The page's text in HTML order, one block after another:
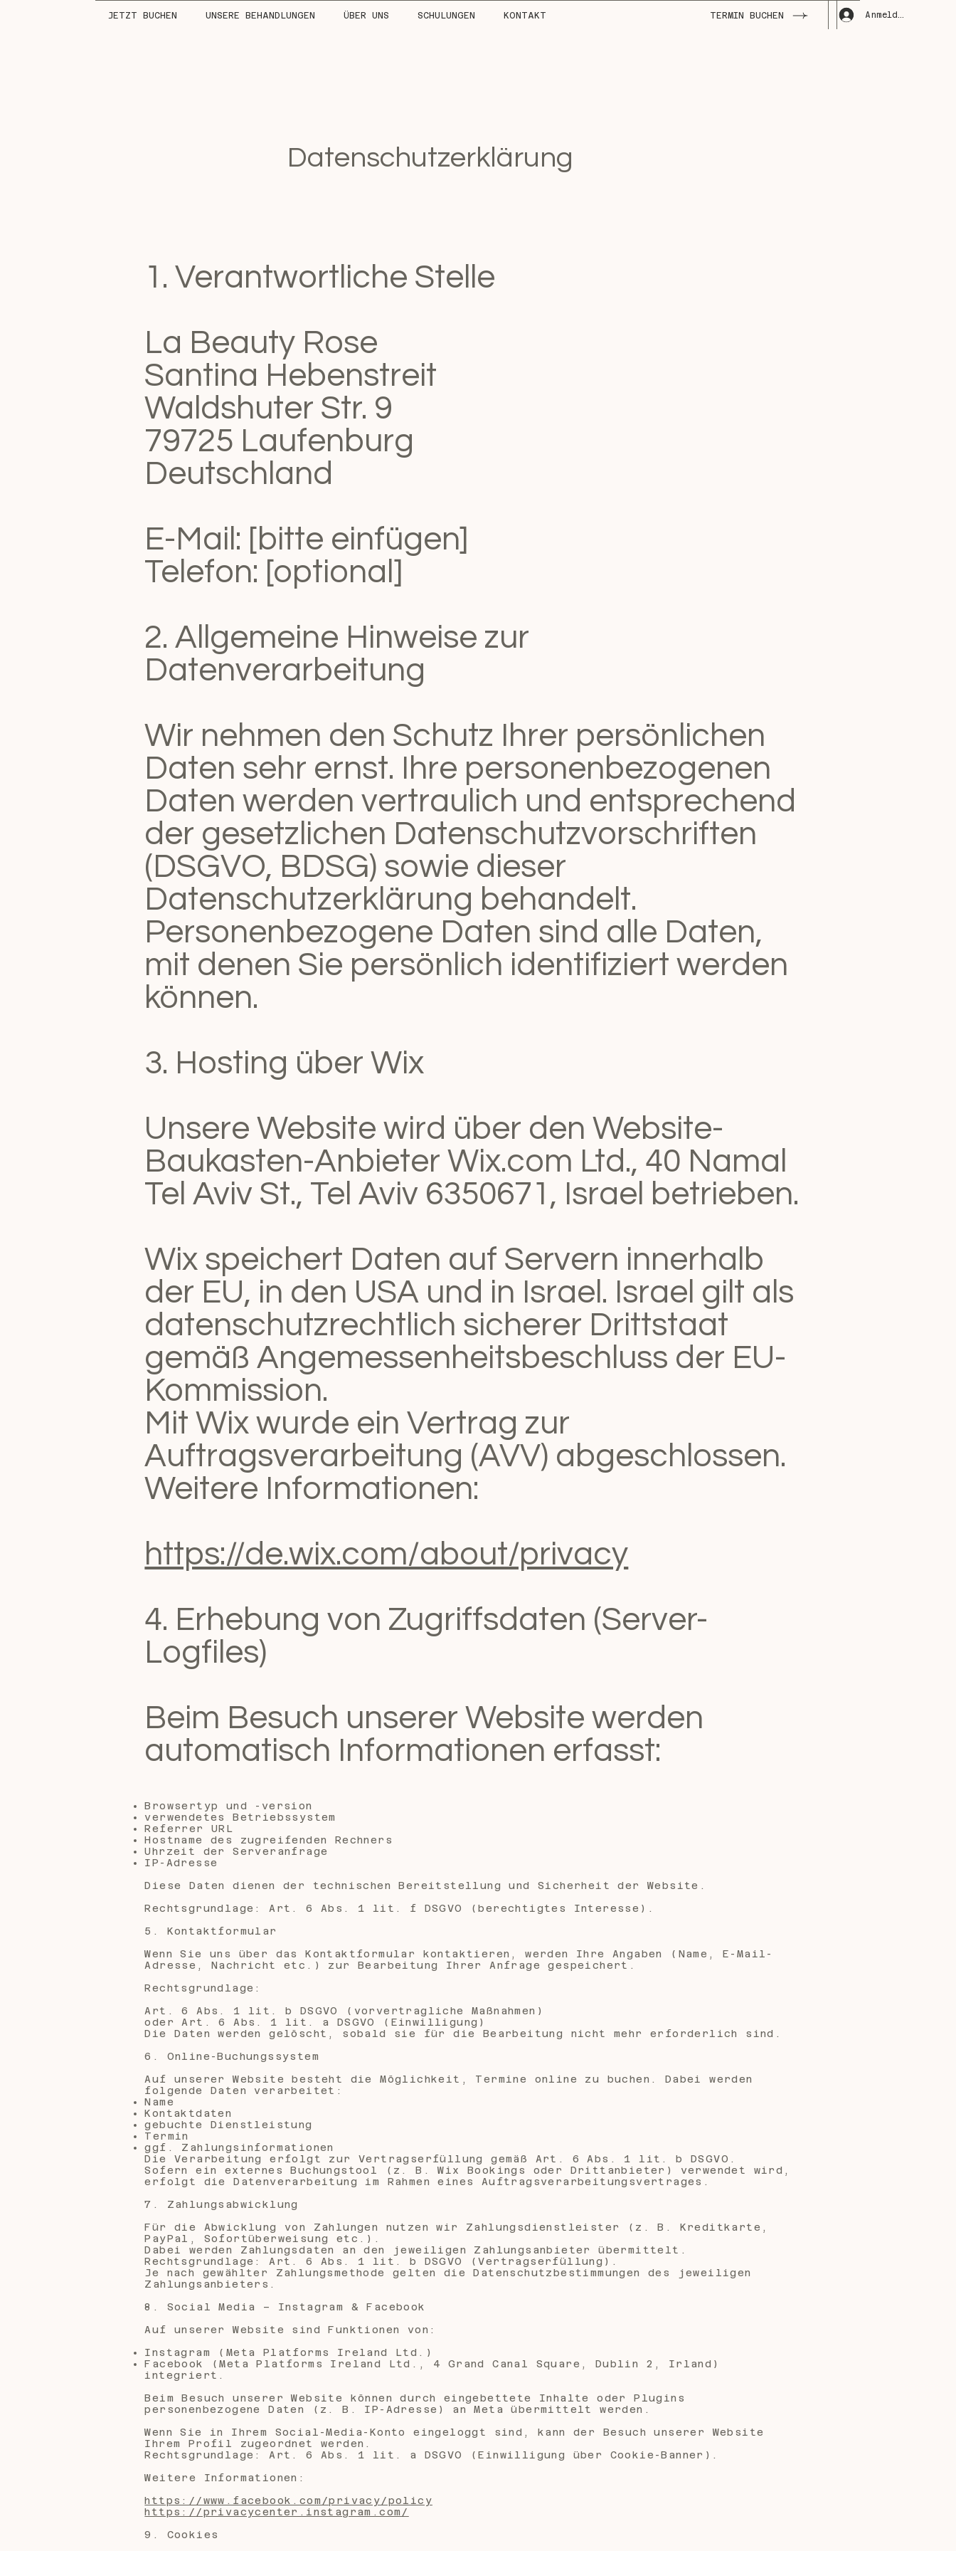
JETZT BUCHEN UNSERE BEHANDLUNGEN ÜBER UNS SCHULUNGEN KONTAKT TERMIN BUCHEN Anmelden
Datenschutzerklärung
1. Verantwortliche Stelle
La Beauty Rose
Santina Hebenstreit
Waldshuter Str. 9
79725 Laufenburg
Deutschland
E-Mail: [bitte einfügen]
Telefon: [optional]
2. Allgemeine Hinweise zur
Datenverarbeitung
Wir nehmen den Schutz Ihrer persönlichen
Daten sehr ernst. Ihre personenbezogenen
Daten werden vertraulich und entsprechend
der gesetzlichen Datenschutzvorschriften
(DSGVO, BDSG) sowie dieser
Datenschutzerklärung behandelt.
Personenbezogene Daten sind alle Daten,
mit denen Sie persönlich identifiziert werden
können.
3. Hosting über Wix
Unsere Website wird über den Website-
Baukasten-Anbieter Wix.com Ltd., 40 Namal
Tel Aviv St., Tel Aviv 6350671, Israel betrieben.
Wix speichert Daten auf Servern innerhalb
der EU, in den USA und in Israel. Israel gilt als
datenschutzrechtlich sicherer Drittstaat
gemäß Angemessenheitsbeschluss der EU-
Kommission.
Mit Wix wurde ein Vertrag zur
Auftragsverarbeitung (AVV) abgeschlossen.
Weitere Informationen:
https://de.wix.com/about/privacy
4. Erhebung von Zugriffsdaten (Server-
Logfiles)
Beim Besuch unserer Website werden
automatisch Informationen erfasst:
Browsertyp und -version
verwendetes Betriebssystem
Referrer URL
Hostname des zugreifenden Rechners
Uhrzeit der Serveranfrage
IP-Adresse
Diese Daten dienen der technischen Bereitstellung und Sicherheit der Website.
Rechtsgrundlage: Art. 6 Abs. 1 lit. f DSGVO (berechtigtes Interesse).
5. Kontaktformular
Wenn Sie uns über das Kontaktformular kontaktieren, werden Ihre Angaben (Name, E-Mail-
Adresse, Nachricht etc.) zur Bearbeitung Ihrer Anfrage gespeichert.
Rechtsgrundlage:
Art. 6 Abs. 1 lit. b DSGVO (vorvertragliche Maßnahmen)
oder Art. 6 Abs. 1 lit. a DSGVO (Einwilligung)
Die Daten werden gelöscht, sobald sie für die Bearbeitung nicht mehr erforderlich sind.
6. Online-Buchungssystem
Auf unserer Website besteht die Möglichkeit, Termine online zu buchen. Dabei werden
folgende Daten verarbeitet:
Name
Kontaktdaten
gebuchte Dienstleistung
Termin
ggf. Zahlungsinformationen
Die Verarbeitung erfolgt zur Vertragserfüllung gemäß Art. 6 Abs. 1 lit. b DSGVO.
Sofern ein externes Buchungstool (z. B. Wix Bookings oder Drittanbieter) verwendet wird,
erfolgt die Datenverarbeitung im Rahmen eines Auftragsverarbeitungsvertrages.
7. Zahlungsabwicklung
Für die Abwicklung von Zahlungen nutzen wir Zahlungsdienstleister (z. B. Kreditkarte,
PayPal, Sofortüberweisung etc.).
Dabei werden Zahlungsdaten an den jeweiligen Zahlungsanbieter übermittelt.
Rechtsgrundlage: Art. 6 Abs. 1 lit. b DSGVO (Vertragserfüllung).
Je nach gewählter Zahlungsmethode gelten die Datenschutzbestimmungen des jeweiligen
Zahlungsanbieters.
8. Social Media – Instagram & Facebook
Auf unserer Website sind Funktionen von:
Instagram (Meta Platforms Ireland Ltd.)
Facebook (Meta Platforms Ireland Ltd., 4 Grand Canal Square, Dublin 2, Irland)
integriert.
Beim Besuch unserer Website können durch eingebettete Inhalte oder Plugins
personenbezogene Daten (z. B. IP-Adresse) an Meta übermittelt werden.
Wenn Sie in Ihrem Social-Media-Konto eingeloggt sind, kann der Besuch unserer Website
Ihrem Profil zugeordnet werden.
Rechtsgrundlage: Art. 6 Abs. 1 lit. a DSGVO (Einwilligung über Cookie-Banner).
Weitere Informationen:
https://www.facebook.com/privacy/policy
https://privacycenter.instagram.com/
9. Cookies